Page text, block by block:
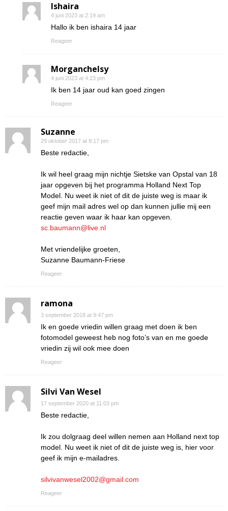
Ishaira
4 juni 2023 at 2:19 am
Hallo ik ben ishaira 14 jaar
Reageer
Morganchelsy
4 juni 2023 at 4:23 pm
Ik ben 14 jaar oud kan goed zingen
Reageer
Suzanne
29 oktober 2017 at 8:17 pm
Beste redactie,
Ik wil heel graag mijn nichtje Sietske van Opstal van 18
jaar opgeven bij het programma Holland Next Top
Model. Nu weet ik niet of dit de juiste weg is maar ik
geef mijn mail adres wel op dan kunnen jullie mij een
reactie geven waar ik haar kan opgeven.
sc.baumann@live.nl
Met vriendelijke groeten,
Suzanne Baumann-Friese
Reageer
ramona
3 september 2018 at 9:47 pm
Ik en goede vriedin willen graag met doen ik ben
fotomodel geweest heb nog foto’s van en me goede
vriedin zij wil ook mee doen
Reageer
Silvi Van Wesel
17 september 2020 at 11:03 pm
Beste redactie,
Ik zou dolgraag deel willen nemen aan Holland next top
model. Nu weet ik niet of dit de juiste weg is, hier voor
geef ik mijn e-mailadres.
silvivanwesel2002@gmail.com
Reageer